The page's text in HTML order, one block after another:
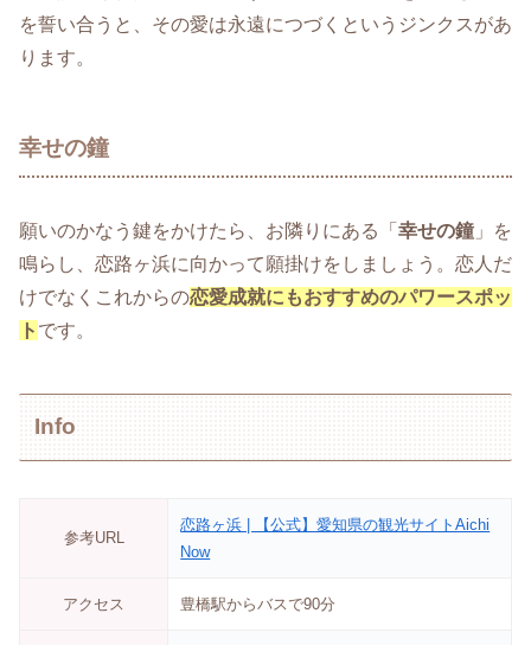
を誓い合うと、その愛は永遠につづくというジンクスがあ
ります。
幸せの鐘
願いのかなう鍵をかけたら、お隣りにある「 幸せの鐘 」を
鳴らし、恋路ヶ浜に向かって願掛けをしましょう。恋人だ
けでなくこれからの恋愛成就にもおすすめのパワースポッ
ト です。
Info
参考URL
恋路ヶ浜 | 【公式】愛知県の観光サイトAichi
Now
アクセス 豊橋駅からバスで90分